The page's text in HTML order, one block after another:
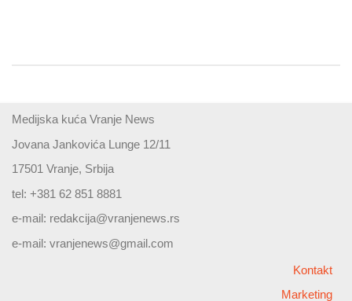
Medijska kuća Vranje News
Jovana Jankovića Lunge 12/11
17501 Vranje, Srbija
tel: +381 62 851 8881
e-mail: redakcija@vranjenews.rs
e-mail: vranjenews@gmail.com
Kontakt
Marketing